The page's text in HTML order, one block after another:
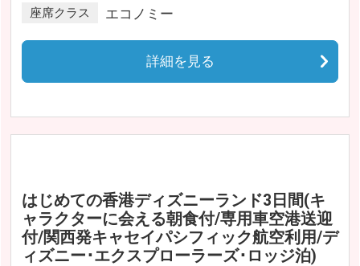
座席クラス エコノミー
詳細を見る
はじめての香港ディズニーランド3日間(キ
ャラクターに会える朝食付/専用車空港送迎
付/関西発キャセイパシフィック航空利用/デ
ィズニー･エクスプローラーズ･ロッジ泊)